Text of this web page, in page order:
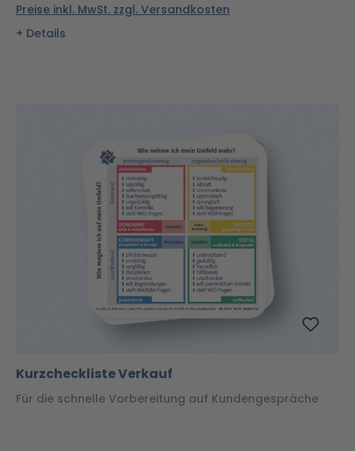
Preise inkl. MwSt. zzgl. Versandkosten
Details
Kurzcheckliste Verkauf
Für die schnelle Vorbereitung auf Kundengespräche